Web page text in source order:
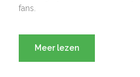
fans.
Meer lezen